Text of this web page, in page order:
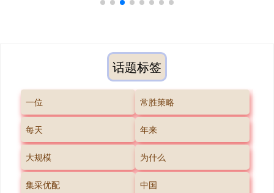
话题标签
一位 常胜策略
每天 年来
大规模 为什么
集采优配 中国